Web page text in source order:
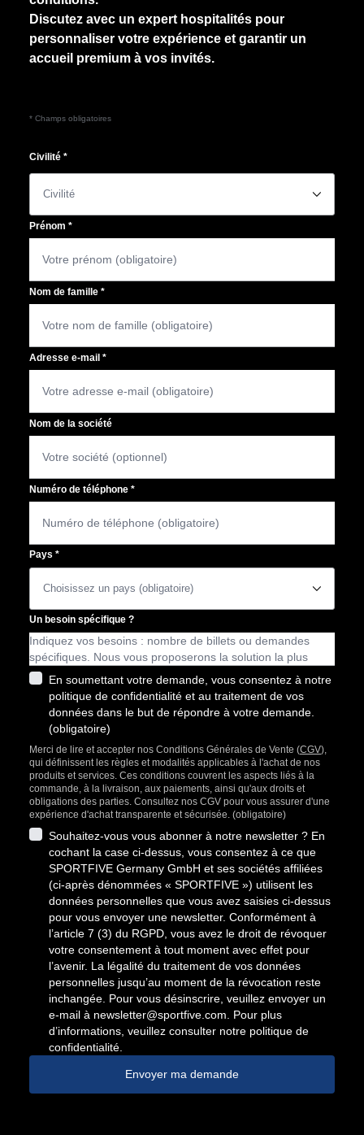
Discutez avec un expert hospitalités pour
personnaliser votre expérience et garantir un
accueil premium à vos invités.
* Champs obligatoires
Civilité *
􀆈
Prénom *
Nom de famille *
Adresse e-mail *
Nom de la société
Numéro de téléphone *
Pays *
􀆈
Un besoin spécifique ?
En soumettant votre demande, vous consentez à notre
politique de confidentialité et au traitement de vos
données dans le but de répondre à votre demande.
(obligatoire)
Merci de lire et accepter nos Conditions Générales de Vente (CGV),
qui définissent les règles et modalités applicables à l'achat de nos
produits et services. Ces conditions couvrent les aspects liés à la
commande, à la livraison, aux paiements, ainsi qu'aux droits et
obligations des parties. Consultez nos CGV pour vous assurer d'une
expérience d'achat transparente et sécurisée. (obligatoire)
Souhaitez-vous vous abonner à notre newsletter ? En
cochant la case ci-dessus, vous consentez à ce que
SPORTFIVE Germany GmbH et ses sociétés affiliées
(ci-après dénommées « SPORTFIVE ») utilisent les
données personnelles que vous avez saisies ci-dessus
pour vous envoyer une newsletter. Conformément à
l’article 7 (3) du RGPD, vous avez le droit de révoquer
votre consentement à tout moment avec effet pour
l’avenir. La légalité du traitement de vos données
personnelles jusqu’au moment de la révocation reste
inchangée. Pour vous désinscrire, veuillez envoyer un
e-mail à newsletter@sportfive.com. Pour plus
d’informations, veuillez consulter notre politique de
confidentialité.
Envoyer ma demande